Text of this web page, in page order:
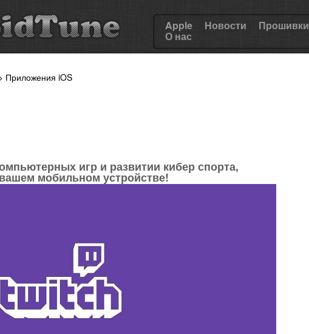
Apple Новости Прошивки
О нас
Приложения iOS
игр и развитии кибер спорта,
мобильном устройстве!